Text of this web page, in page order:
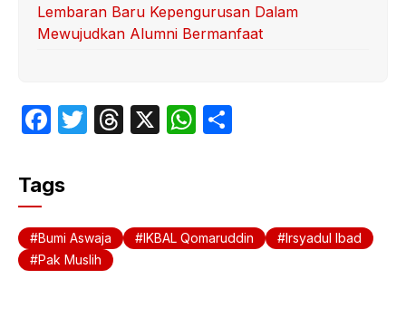
Lembaran Baru Kepengurusan Dalam
Mewujudkan Alumni Bermanfaat
F
c
e
b
o
T
T
d
X
W
A
Tags
Bumi Aswaja IKBAL Qomaruddin
Irsyadul Ibad
Pak Muslih